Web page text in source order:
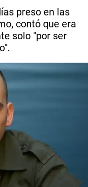
preso en las
contó que era
solo "por ser